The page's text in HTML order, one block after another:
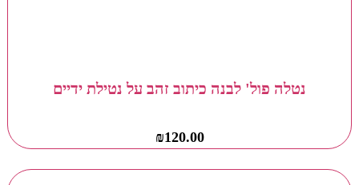
נטלה פול' לבנה כיתוב זהב על נטילת ידיים
₪120.00